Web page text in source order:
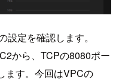
定を確認します。
から、TCPの8080ポー
ます。今回はVPCの